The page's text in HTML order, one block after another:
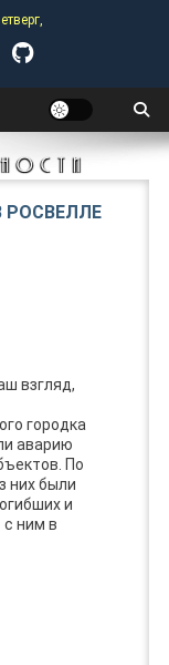
РОСВЕЛЛЕ
взгляд,
городка
аварию
По
них были
и
ним в